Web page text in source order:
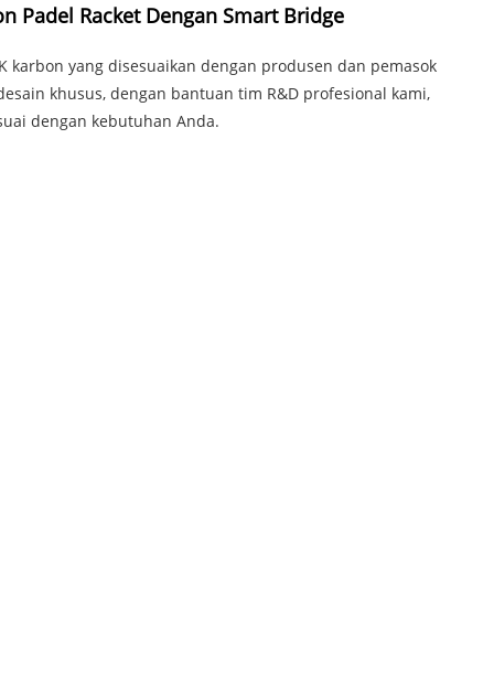
Padel Racket Dengan Smart Bridge
karbon yang disesuaikan dengan produsen dan pemasok
khusus, dengan bantuan tim R&D profesional kami,
dengan kebutuhan Anda.